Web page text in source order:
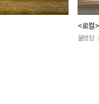
<로컬
꿀방장 |